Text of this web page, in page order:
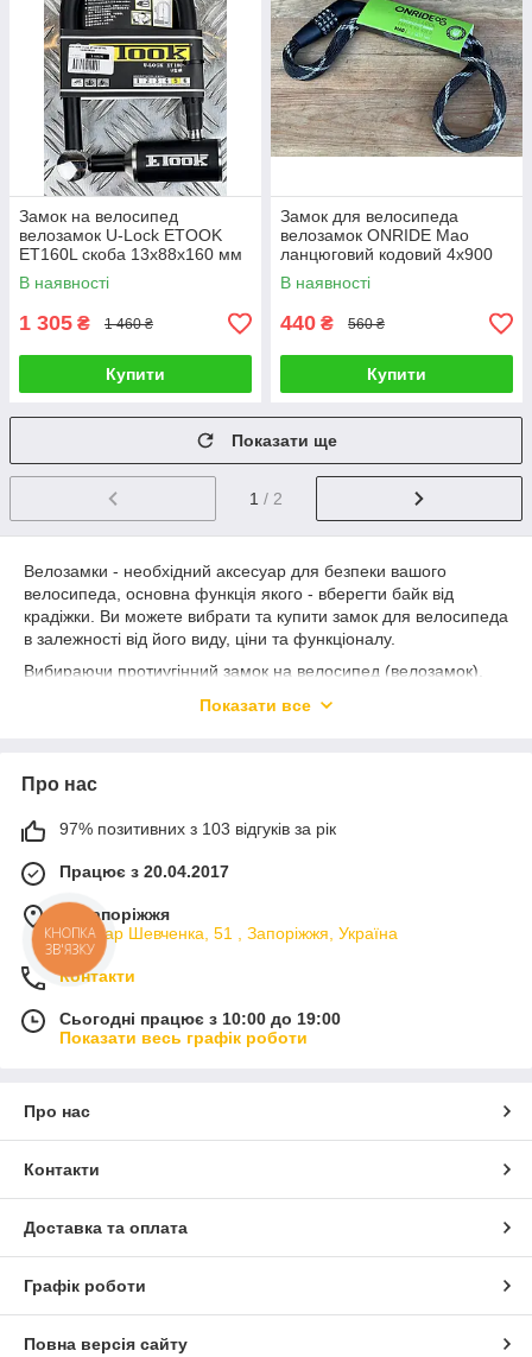
Замок на велосипед
велозамок U-Lock ETOOK
ET160L скоба 13x88x160 мм
чорний
В наявності
1 305 ₴ 1 460 ₴
Купити
Замок для велосипеда
велозамок ONRIDE Mao
ланцюговий кодовий 4x900
мм чорно-сірий
В наявності
440 ₴ 560 ₴
Купити
Показати ще
1 / 2
Велозамки - необхідний аксесуар для безпеки вашого
велосипеда, основна функція якого - вберегти байк від
крадіжки. Ви можете вибрати та купити замок для велосипеда
в залежності від його виду, ціни та функціоналу.
Вибираючи протиугінний замок на велосипед (велозамок),
легше кріпити велосипед до дерев, можна закріпити 2-3
доставкою по всій Україні Ви можете оформивши замовлення
допоможуть вам зробити найкращий вибір.
Показати все
Про нас
97% позитивних з 103 відгуків за рік
Працює з 20.04.2017
м. Запоріжжя
Бульвар Шевченка, 51 , Запоріжжя, Україна
Контакти
Сьогодні працює з 10:00 до 19:00
Показати весь графік роботи
Про нас
Контакти
Доставка та оплата
Графік роботи
Повна версія сайту
КНОПКА
ЗВ'ЯЗКУ